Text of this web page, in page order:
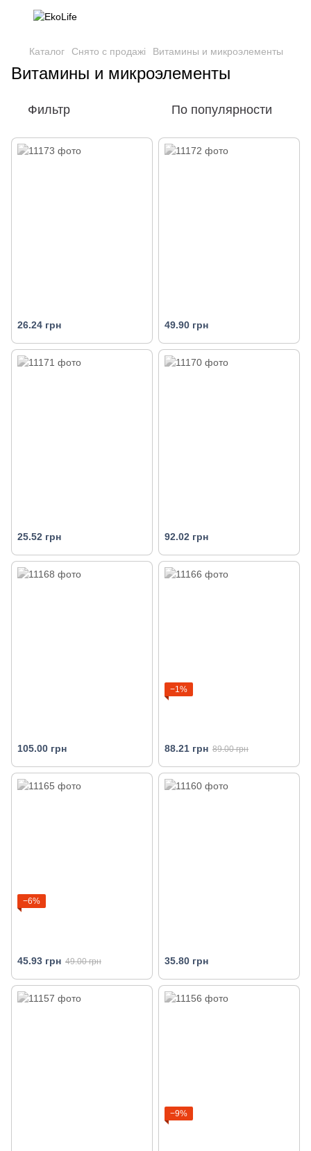
Каталог Снято с продажі Витамины и микроэлементы
Витамины и микроэлементы
Фильтр По популярности
26.24 грн 49.90 грн
25.52 грн 92.02 грн
105.00 грн
−1%
88.21 грн 89.00 грн
−6%
45.93 грн 49.00 грн 35.80 грн
−9%